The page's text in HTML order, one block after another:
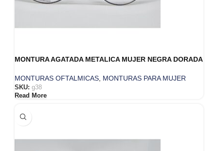
MONTURA AGATADA METALICA MUJER NEGRA DORADA
MONTURAS OFTALMICAS MONTURAS PARA MUJER
SKU: g38
Read More